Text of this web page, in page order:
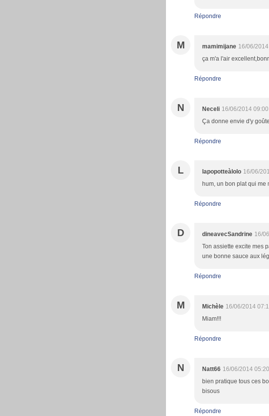
Répondre
M mamimijane 16/06/
ça m'a l'air
Répondre
N Neceli 16/06/2014 09:00
Ça donne envie d'y
Répondre
L lapopotteàlolo 16/06/
hum, un bon plat qui me
Répondre
D dineavecSandrine 16/
Ton assiette excite mes
une bonne sauce aux
Répondre
M Michèle 16/06/2014
Miam!!!
Répondre
N Natt66 16/06/2014 05:20
bien pratique tous ces
bisous
Répondre